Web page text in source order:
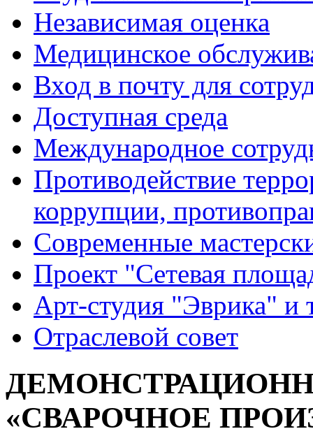
Независимая оценка
Медицинское
Вход в почту для
Доступная среда
Международное
Противодействие
коррупции,
Современные
Проект "Сетевая
Арт-студия "Эврика" и
Отраслевой совет
«СВАРОЧНОЕ